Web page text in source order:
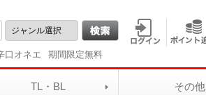
口オネエ 期間限定無料
TL・BL その他